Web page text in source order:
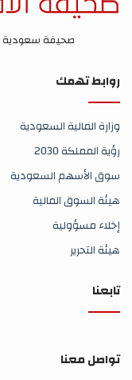
صحيفة سعودية
روابط تهمك
وزارة المالية السعودية
رؤية المملكة 2030
سوق الأسهم السعودية
هيئة السوق المالية
إخلاء مسؤولية
هيئة التحرير
تابعنا
تواصل معنا